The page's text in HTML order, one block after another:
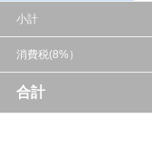
小計
消費税(8%）
合計